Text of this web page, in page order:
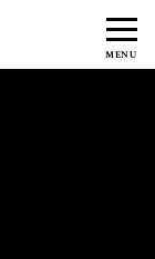
MENU
ロー